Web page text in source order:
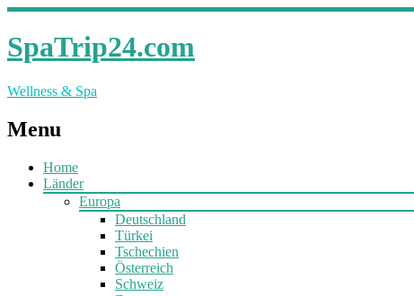
SpaTrip24.com
Wellness & Spa
Menu
Home
Länder
Europa
Deutschland
Türkei
Tschechien
Österreich
Schweiz